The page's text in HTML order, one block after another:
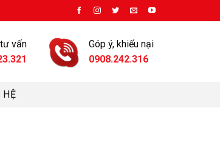
vấn
Góp ý, khiếu nại
0908.242.316
HỆ